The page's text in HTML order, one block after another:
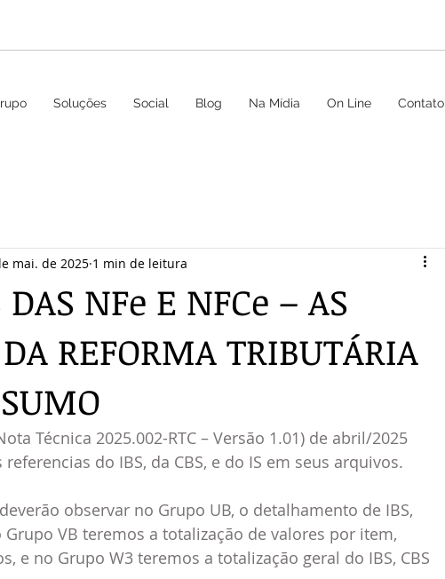
Soluções Social Blog Na Mídia On Line Contato
DAS NFe E NFCe – AS
REFORMA TRIBUTÁRIA
mai. de 2025 1 min de leitura
Técnica 2025.002-RTC – Versão 1.01) de abril/2025
do IBS, da CBS, e do IS em seus arquivos.
observar no Grupo UB, o detalhamento de IBS,
Grupo VB teremos a totalização de valores por item,
e no Grupo W3 teremos a totalização geral do IBS, CBS